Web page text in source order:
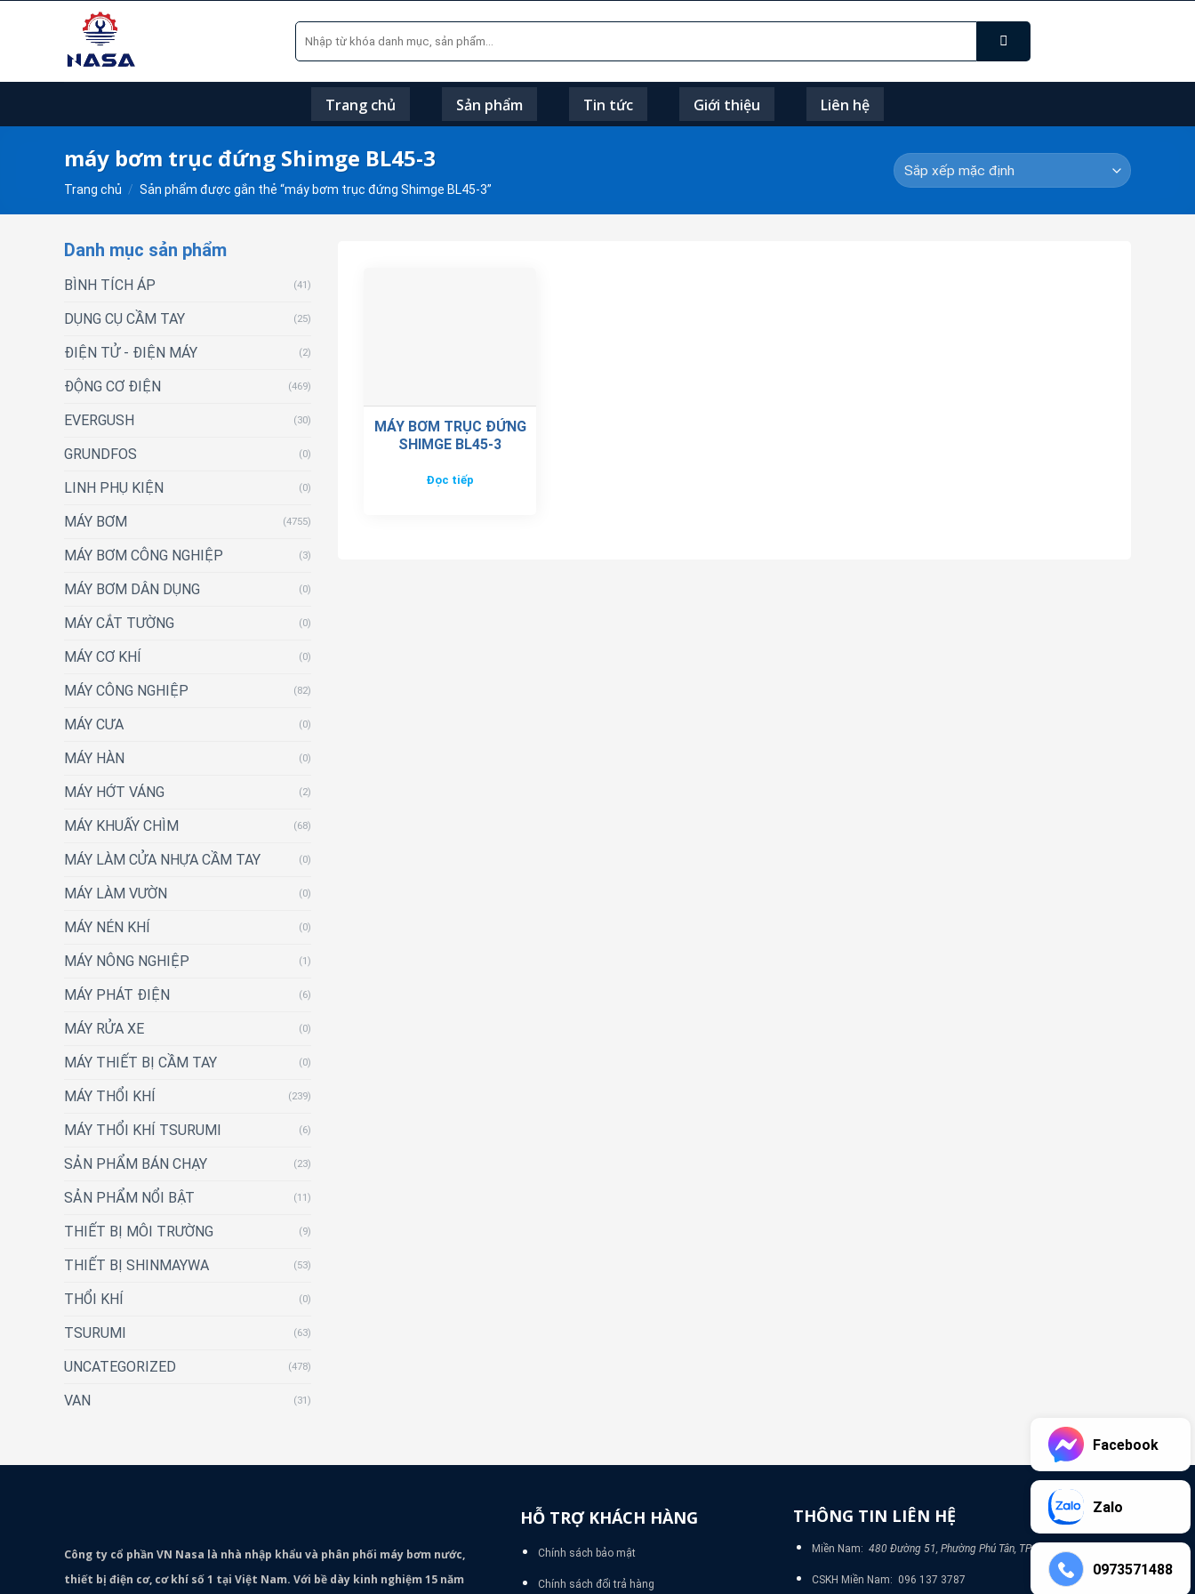
Tìm
kiếm:
Trang chủ Sản phẩm Tin tức Giới thiệu Liên hệ
máy bơm trục đứng Shimge BL45-3
Trang chủ / Sản phẩm được gắn thẻ “máy bơm trục đứng Shimge BL45-3”
Danh mục sản phẩm
BÌNH TÍCH ÁP (41)
DỤNG CỤ CẦM TAY (25)
ĐIỆN TỬ - ĐIỆN MÁY (2)
ĐỘNG CƠ ĐIỆN (469)
EVERGUSH (30)
GRUNDFOS (0)
LINH PHỤ KIỆN (0)
MÁY BƠM (4755)
MÁY BƠM CÔNG NGHIỆP (3)
MÁY BƠM DÂN DỤNG (0)
MÁY CẮT TƯỜNG (0)
MÁY CƠ KHÍ (0)
MÁY CÔNG NGHIỆP (82)
MÁY CƯA (0)
MÁY HÀN (0)
MÁY HỚT VÁNG (2)
MÁY KHUẤY CHÌM (68)
MÁY LÀM CỬA NHỰA CẦM TAY (0)
MÁY LÀM VƯỜN (0)
MÁY NÉN KHÍ (0)
MÁY NÔNG NGHIỆP (1)
MÁY PHÁT ĐIỆN (6)
MÁY RỬA XE (0)
MÁY THIẾT BỊ CẦM TAY (0)
MÁY THỔI KHÍ (239)
MÁY THỔI KHÍ TSURUMI (6)
SẢN PHẨM BÁN CHẠY (23)
SẢN PHẨM NỔI BẬT (11)
THIẾT BỊ MÔI TRƯỜNG (9)
THIẾT BỊ SHINMAYWA (53)
THỔI KHÍ (0)
TSURUMI (63)
UNCATEGORIZED (478)
VAN (31)
MÁY BƠM TRỤC ĐỨNG
SHIMGE BL45-3
Đọc tiếp
Công ty cổ phần VN Nasa là nhà nhập khẩu và phân phối máy bơm nước,
thiết bị điện cơ, cơ khí số 1 tại Việt Nam. Với bề dày kinh nghiệm 15 năm
HỖ TRỢ KHÁCH HÀNG
Chính sách bảo mật
Chính sách đổi trả hàng
THÔNG TIN LIÊN HỆ
Miền Nam: 480 Đường 51, Phường Phú Tân, TP Bình Dương
CSKH Miền Nam: 096 137 3787
Facebook
Zalo
0973571488